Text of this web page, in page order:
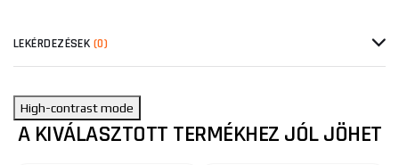
LEKÉRDEZÉSEK (0)
High-contrast mode
A KIVÁLASZTOTT TERMÉKHEZ JÓL JÖHET